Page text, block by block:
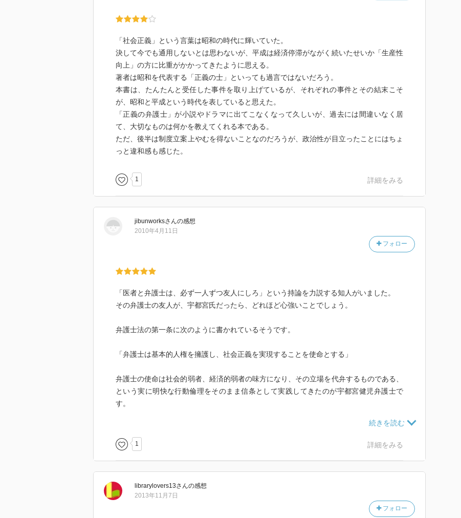
「社会正義」という言葉は昭和の時代に輝いていた。
決して今でも通用しないとは思わないが、平成は経済停滞がながく続いたせいか「生産性
向上」の方に比重がかかってきたように思える。
著者は昭和を代表する「正義の士」といっても過言ではないだろう。
本書は、たんたんと受任した事件を取り上げているが、それぞれの事件とその結末こそ
が、昭和と平成という時代を表していると思えた。
「正義の弁護士」が小説やドラマに出てこなくなって久しいが、過去には間違いなく居
て、大切なものは何かを教えてくれる本である。
ただ、後半は制度立案上やむを得ないことなのだろうが、政治性が目立ったことにはちょ
っと違和感も感じた。
1 詳細をみる
jibunworksさんの感想
フォロー
2010年4月11日
「医者と弁護士は、必ず一人ずつ友人にしろ」という持論を力説する知人がいました。
その弁護士の友人が、宇都宮氏だったら、どれほど心強いことでしょう。
弁護士法の第一条に次のように書かれているそうです。
「弁護士は基本的人権を擁護し、社会正義を実現することを使命とする」
弁護士の使命は社会的弱者、経済的弱者の味方になり、その立場を代弁するものである、
という実に明快な行動倫理をそのまま信条として実践してきたのが宇都宮健児弁護士で
す。
国東半島の貧しい半農半漁の村に育った彼は、従兄弟や兄弟が中卒か高卒で学業を終わる
ところ、親戚が学資を出し合ってくれたおかげで、東大に入学します。
人間の生き方として卑怯なのではないか。
1 詳細をみる
librarylovers13さんの感想
フォロー
2013年11月7日